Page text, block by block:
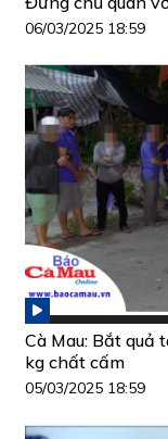
06/03/2025 18:59
Cà Mau: Bắt quả
kg chất cấm
05/03/2025 18:59